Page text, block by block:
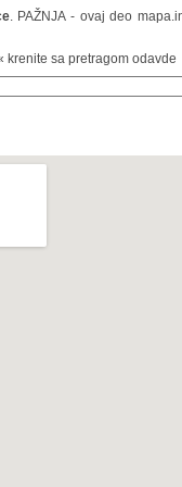
. PAŽNJA - ovaj deo
krenite sa pretragom odavde